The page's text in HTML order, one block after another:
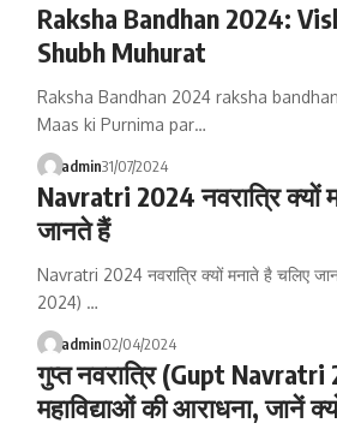
Raksha Bandhan 2024:
Shubh Muhurat
Raksha Bandhan 2024 raksha
Maas ki Purnima par…
admin31/07/2024
Navratri 2024 नवरात्रि क्यों
जानते हैं
Navratri 2024 नवरात्रि क्यों मनाते है चलिए
2024) …
admin02/04/2024
गुप्त नवरात्रि (Gupt
महाविद्याओं की आराधना, जानें